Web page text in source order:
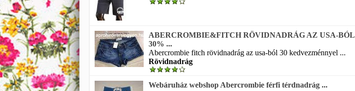
ABERCROMBIE&FITCH RÖVIDNADRÁG AZ USA-BÓL
30% ...
Abercrombie fitch rövidnadrág az usa-ból 30 kedvezménnyel ...
Rövidnadrág
Webáruház webshop Abercrombie férfi térdnadrág ...